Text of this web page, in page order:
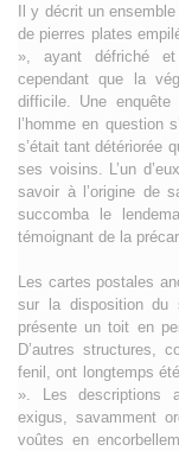
Il y décrit un
de pierres plates
», ayant défriché et
cependant que la
difficile. Une
l’homme en question
s’était tant détériorée
ses voisins. L’un
savoir à l’origine de
succomba le
témoignant de la
Les cartes postales
sur la disposition du
présente un toit en
D’autres structures,
fenil, ont longtemps
». Les descriptions
exigus, savamment
voûtes en